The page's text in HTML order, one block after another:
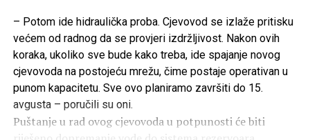
– Potom ide hidraulička proba. Cjevovod se izlaže pritisku
većem od radnog da se provjeri izdržljivost. Nakon ovih
koraka, ukoliko sve bude kako treba, ide spajanje novog
cjevovoda na postojeću mrežu, čime postaje operativan u
punom kapacitetu. Sve ovo planiramo završiti do 15.
avgusta – poručili su oni.
Puštanje u rad ovog cjevovoda u potpunosti će biti